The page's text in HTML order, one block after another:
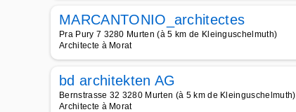
MARCANTONIO_architectes
Pra Pury 7 3280 Murten (à 5 km de Kleinguschelmuth)
Architecte à Morat
bd architekten AG
Bernstrasse 32 3280 Murten (à 5 km de Kleinguschelmuth)
Architecte à Morat